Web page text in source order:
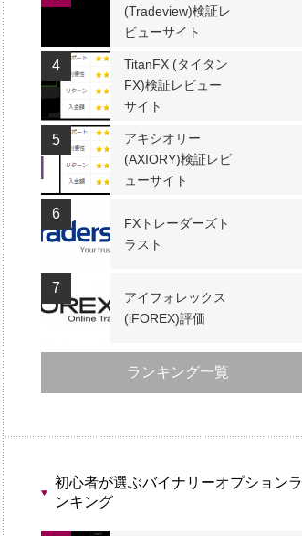
(Tradeview)検証レ
ビューサイト
4
TitanFX (タイタン
FX)検証レビュー
サイト
5
アキシオリー
(AXIORY)検証レビ
ューサイト
6
FXトレーダーズト
ラスト
7
アイフォレックス
(iFOREX)評価
ランキング一覧
初心者が選ぶバイナリーオプションラ
ンキング